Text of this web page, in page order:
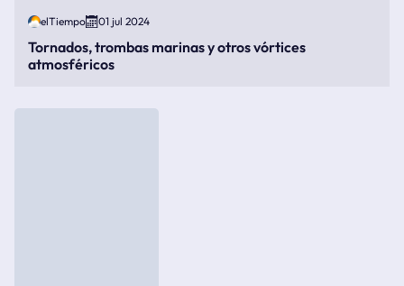
elTiempo 01 jul 2024
Tornados, trombas marinas y otros vórtices
atmosféricos